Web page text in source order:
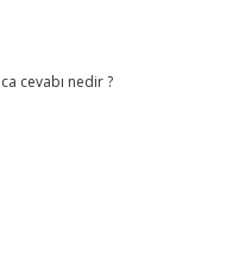
cevabı nedir ?